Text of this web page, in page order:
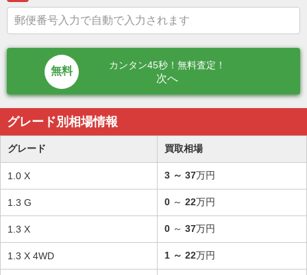
カンタン45秒！無料査定！
次へ
グレード別相場情報
グレード 買取相場
1.0 X 3 ～ 37万円
1.3 G 0 ～ 22万円
1.3 X 0 ～ 37万円
1.3 X 4WD 1 ～ 22万円